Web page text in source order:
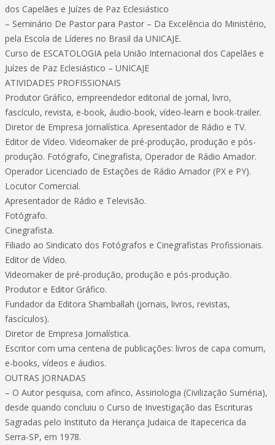
dos Capelães e Juízes de Paz Eclesiástico
– Seminário De Pastor para Pastor – Da Excelência do Ministério,
pela Escola de Líderes no Brasil da UNICAJE.
Curso de ESCATOLOGIA pela União Internacional dos Capelães e
Juízes de Paz Eclesiástico – UNICAJE
ATIVIDADES PROFISSIONAIS
Produtor Gráfico, empreendedor editorial de jornal, livro,
fascículo, revista, e-book, áudio-book, vídeo-learn e book-trailer.
Diretor de Empresa Jornalística. Apresentador de Rádio e TV.
Editor de Vídeo. Videomaker de pré-produção, produção e pós-
produção. Fotógrafo, Cinegrafista, Operador de Rádio Amador.
Operador Licenciado de Estações de Rádio Amador (PX e PY).
Locutor Comercial.
Apresentador de Rádio e Televisão.
Fotógrafo.
Cinegrafista.
Filiado ao Sindicato dos Fotógrafos e Cinegrafistas Profissionais.
Editor de Vídeo.
Videomaker de pré-produção, produção e pós-produção.
Produtor e Editor Gráfico.
Fundador da Editora Shamballah (jornais, livros, revistas,
fascículos).
Diretor de Empresa Jornalística.
Escritor com uma centena de publicações: livros de capa comum,
e-books, vídeos e áudios.
OUTRAS JORNADAS
– O Autor pesquisa, com afinco, Assiriologia (Civilização Suméria),
desde quando concluiu o Curso de Investigação das Escrituras
Sagradas pelo Instituto da Herança Judaica de Itapecerica da
Serra-SP, em 1978.